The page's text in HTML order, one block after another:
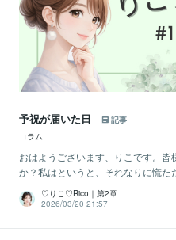
予祝が届いた日
記事
コラム
おはようございます、りこです。
か？私はというと、それなりに慌た
♡りこ♡Rico｜第2章
2026/03/20 21:57